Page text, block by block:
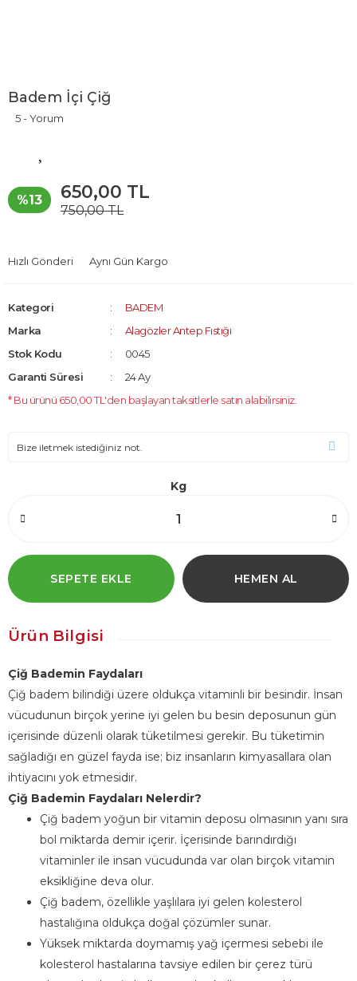
Badem İçi Çiğ
5 - Yorum
%13 650,00 TL
750,00 TL
Hızlı Gönderi Aynı Gün Kargo
Kategori
BADEM
Marka
Alagözler Antep Fıstığı
Stok Kodu
0045
Garanti Süresi
24 Ay
* Bu ürünü 650,00 TL'den başlayan taksitlerle satın alabilirsiniz.
Kg
SEPETE EKLE HEMEN AL
Ürün Bilgisi
Çiğ Bademin Faydaları
Çiğ badem bilindiği üzere oldukça vitaminli bir besindir. İnsan
vücudunun birçok yerine iyi gelen bu besin deposunun gün
içerisinde düzenli olarak tüketilmesi gerekir. Bu tüketimin
sağladığı en güzel fayda ise; biz insanların kimyasallara olan
ihtiyacını yok etmesidir.
Çiğ Bademin Faydaları Nelerdir?
Çiğ badem yoğun bir vitamin deposu olmasının yanı sıra
bol miktarda demir içerir. İçerisinde barındırdığı
vitaminler ile insan vücudunda var olan birçok vitamin
eksikliğine deva olur.
Çiğ badem, özellikle yaşlılara iyi gelen kolesterol
hastalığına oldukça doğal çözümler sunar.
Yüksek miktarda doymamış yağ içermesi sebebi ile
kolesterol hastalarına tavsiye edilen bir çerez türü